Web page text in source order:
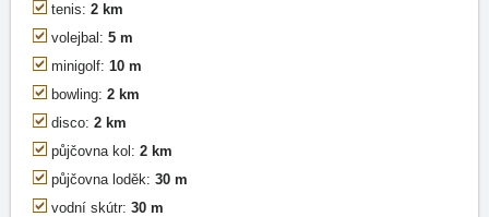
tenis: 2 km
volejbal: 5 m
minigolf: 10 m
bowling: 2 km
disco: 2 km
půjčovna kol: 2 km
půjčovna loděk: 30 m
vodní skútr: 30 m